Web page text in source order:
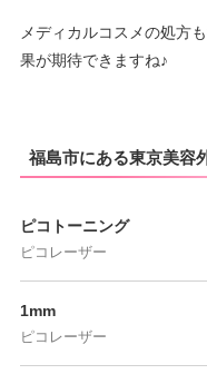
メディカルコスメの処方
果が期待できますね♪
福島市にある東京美容
ピコトーニング
ピコレーザー
1mm
ピコレーザー